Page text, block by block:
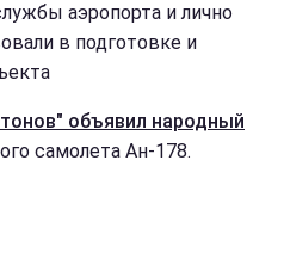
аэропорта и лично
в подготовке и
объявил народный
самолета Ан-178.